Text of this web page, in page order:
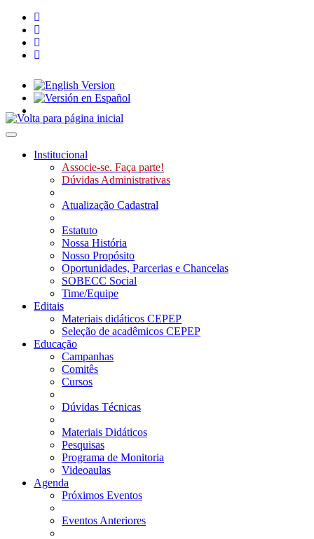
Toggle navigation
Institucional
Associe-se. Faça parte!
Dúvidas Administrativas
Atualização Cadastral
Estatuto
Nossa História
Nosso Propósito
Oportunidades, Parcerias e Chancelas
SOBECC Social
Time/Equipe
Editais
Materiais didáticos CEPEP
Seleção de acadêmicos CEPEP
Educação
Campanhas
Comitês
Cursos
Dúvidas Técnicas
Materiais Didáticos
Pesquisas
Programa de Monitoria
Videoaulas
Agenda
Próximos Eventos
Eventos Anteriores